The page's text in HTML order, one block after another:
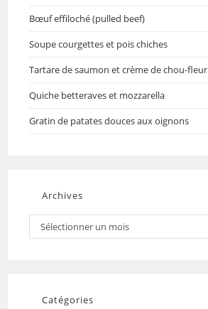
Bœuf effiloché (pulled beef)
Soupe courgettes et pois chiches
Tartare de saumon et crème de chou-fleur
Quiche betteraves et mozzarella
Gratin de patates douces aux oignons
Archives
Sélectionner un mois
Catégories